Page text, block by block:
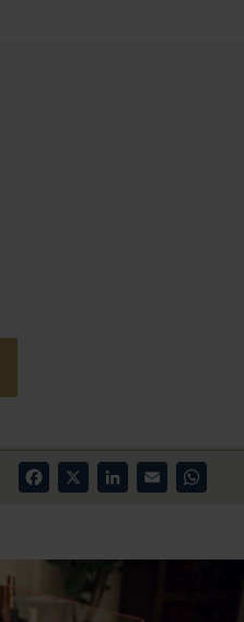
Facebook LinkedInEmail